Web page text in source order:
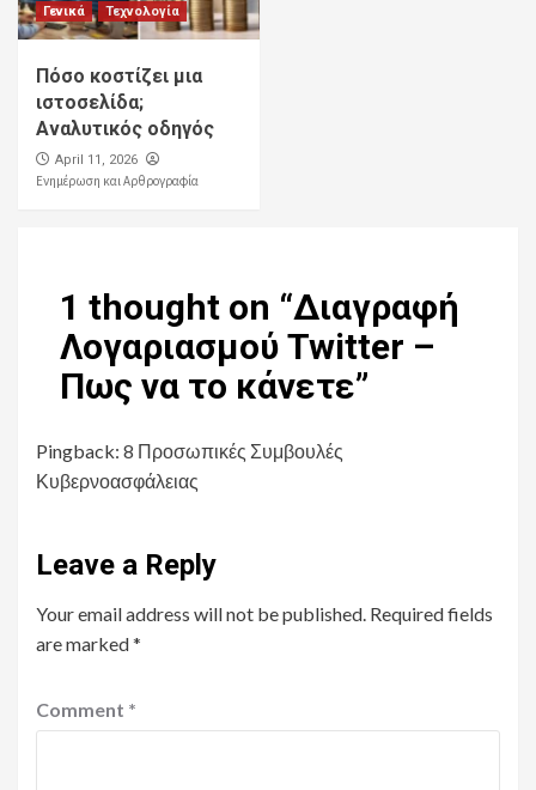
Γενικά Τεχνολογία
Πόσο κοστίζει μια
ιστοσελίδα;
Αναλυτικός οδηγός
April 11, 2026
Ενημέρωση και Αρθρογραφία
1 thought on “Διαγραφή
Λογαριασμού Twitter –
Πως να το κάνετε”
Pingback: 8 Προσωπικές Συμβουλές
Κυβερνοασφάλειας
Leave a Reply
Your email address will not be published. Required fields
are marked*
Comment *